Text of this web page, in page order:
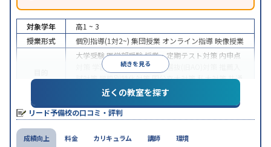
続きを見る
対象学年
高1 ~ 3
授業形式
個別指導(1対2~) 集団授業 オンライン指導映像授業
大学受験医学部受験授業・定期テスト対策 内申点
学習習慣の定着 総合型選抜(旧AO)対策
試対策学校別特化対策国公立大対策私大対策共通
テスト対策 英検(英語検定)対策
特徴
成績保証制度あり不登校生に対応オンライン対応
1科目から受講可能
※2024年6月調査。
大学受験塾・予備校のアンケート調査方法
近くの教室を探す
リード予備校の口コミ・評判
成績向上 料金 カリキュラム 講師 環境